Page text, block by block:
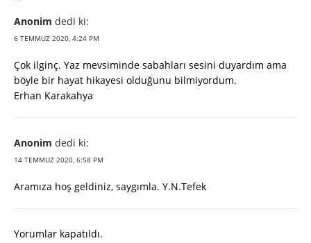
Anonim dedi ki:
6 TEMMUZ 2020, 4:24 PM
Çok ilginç. Yaz mevsiminde sabahları sesini duyardım ama
böyle bir hayat hikayesi olduğunu bilmiyordum.
Erhan Karakahya
Anonim dedi ki:
14 TEMMUZ 2020, 6:58 PM
Aramıza hoş geldiniz, saygımla. Y.N.Tefek
Yorumlar kapatıldı.